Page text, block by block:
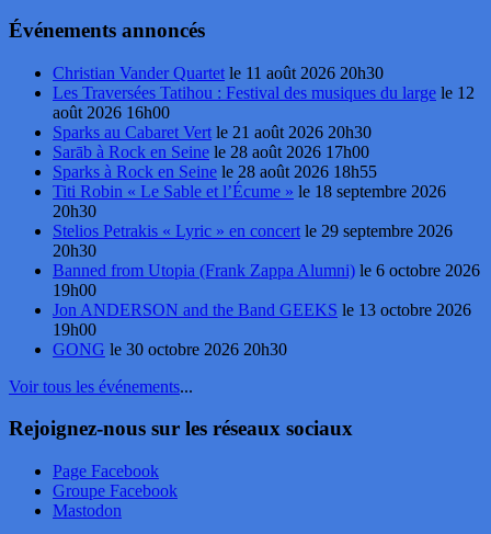
Événements annoncés
Christian Vander Quartet le 11 août 2026 20h30
Les Traversées Tatihou : Festival des musiques du large le 12
août 2026 16h00
Sparks au Cabaret Vert le 21 août 2026 20h30
Sarāb à Rock en Seine le 28 août 2026 17h00
Sparks à Rock en Seine le 28 août 2026 18h55
Titi Robin « Le Sable et l’Écume » le 18 septembre 2026
20h30
Stelios Petrakis « Lyric » en concert le 29 septembre 2026
20h30
Banned from Utopia (Frank Zappa Alumni) le 6 octobre 2026
19h00
Jon ANDERSON and the Band GEEKS le 13 octobre 2026
19h00
GONG le 30 octobre 2026 20h30
Voir tous les événements...
Rejoignez-nous sur les réseaux sociaux
Page Facebook
Groupe Facebook
Mastodon